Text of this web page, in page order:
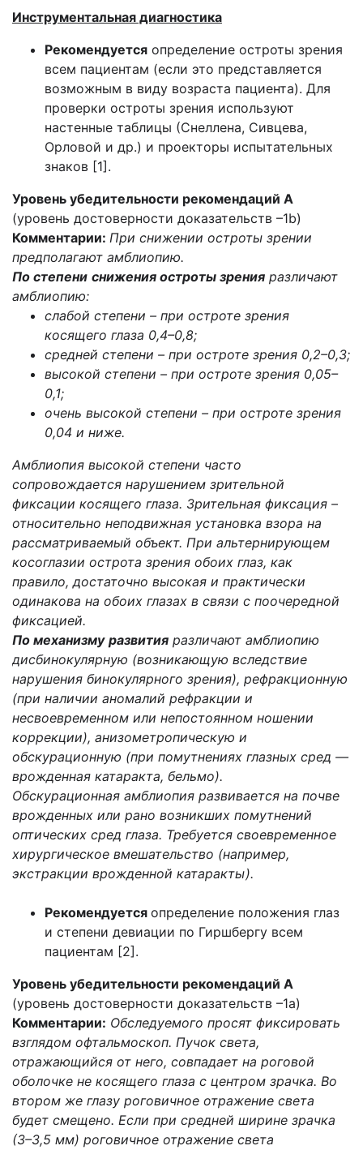
Инструментальная диагностика
Рекомендуется определение остроты зрения
всем пациентам (если это представляется
возможным в виду возраста пациента). Для
проверки остроты зрения используют
настенные таблицы (Снеллена, Сивцева,
Орловой и др.) и проекторы испытательных
знаков [1].
Уровень убедительности рекомендаций А
(уровень достоверности доказательств –1b)
Комментарии: При снижении остроты зрении
предполагают амблиопию.
По степени снижения остроты зрения различают
амблиопию:
слабой степени – при остроте зрения
косящего глаза 0,4–0,8;
средней степени – при остроте зрения 0,2–0,3;
высокой степени – при остроте зрения 0,05–
0,1;
очень высокой степени – при остроте зрения
0,04 и ниже.
Амблиопия высокой степени часто
сопровождается нарушением зрительной
фиксации косящего глаза. Зрительная фиксация –
относительно неподвижная установка взора на
рассматриваемый объект. При альтернирующем
косоглазии острота зрения обоих глаз, как
правило, достаточно высокая и практически
одинакова на обоих глазах в связи с поочередной
фиксацией.
По механизму развития различают амблиопию
дисбинокулярную (возникающую вследствие
нарушения бинокулярного зрения), рефракционную
(при наличии аномалий рефракции и
несвоевременном или непостоянном ношении
коррекции), анизометропическую и
обскурационную (при помутнениях глазных сред —
врожденная катаракта, бельмо).
Обскурационная амблиопия развивается на почве
врожденных или рано возникших помутнений
оптических сред глаза. Требуется своевременное
хирургическое вмешательство (например,
экстракции врожденной катаракты).
Рекомендуется определение положения глаз
и степени девиации по Гиршбергу всем
пациентам [2].
Уровень убедительности рекомендаций А
(уровень достоверности доказательств –1а)
Комментарии: Обследуемого просят фиксировать
взглядом офтальмоскоп. Пучок света,
отражающийся от него, совпадает на роговой
оболочке не косящего глаза с центром зрачка. Во
втором же глазу роговичное отражение света
будет смещено. Если при средней ширине зрачка
(3–3,5 мм) роговичное отражение света